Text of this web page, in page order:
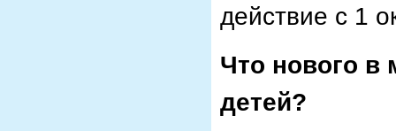
действие с 1
Что нового в
детей?